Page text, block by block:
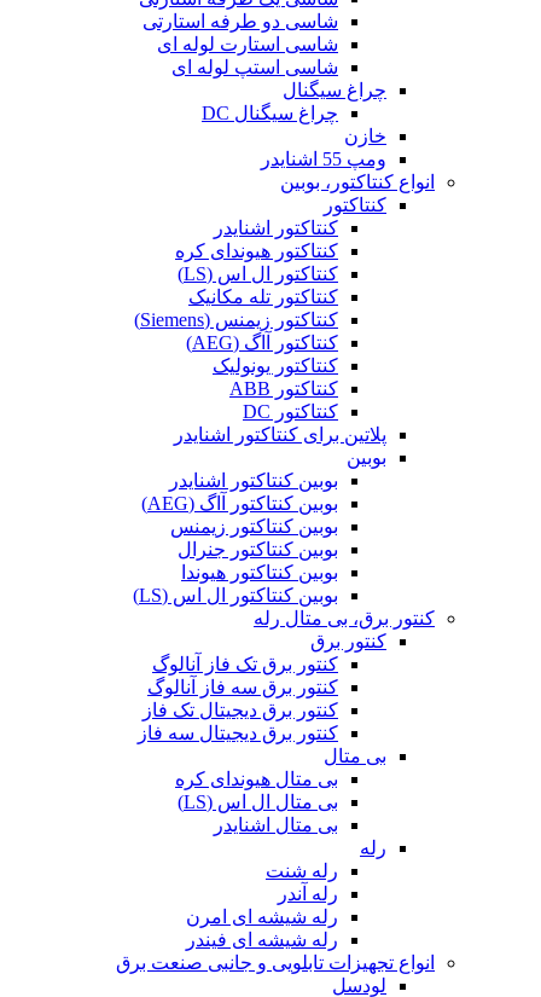
شاسی دو طرفه استارتی
شاسی استارت لوله ای
شاسی استپ لوله ای
چراغ سیگنال
چراغ سیگنال DC
خازن
ومپ 55 اشنایدر
انواع کنتاکتور، بوبین
کنتاکتور
کنتاکتور اشنایدر
کنتاکتور هیوندای کره
کنتاکتور ال اس (LS)
کنتاکتور تله مکانیک
کنتاکتور زیمنس (Siemens)
کنتاکتور آاگ (AEG)
کنتاکتور یونولیک
کنتاکتور ABB
کنتاکتور DC
پلاتین برای کنتاکتور اشنایدر
بوبین
بوبین کنتاکتور اشنایدر
بوبین کنتاکتور آاگ (AEG)
بوبین کنتاکتور زیمنس
بوبین کنتاکتور جنرال
بوبین کنتاکتور هیوندا
بوبین کنتاکتور ال اس (LS)
کنتور برق، بی متال رله
کنتور برق
کنتور برق تک فاز آنالوگ
کنتور برق سه فاز آنالوگ
کنتور برق دیجیتال تک فاز
کنتور برق دیجیتال سه فاز
بی متال
بی متال هیوندای کره
بی متال ال اس (LS)
بی متال اشنایدر
رله
رله شنت
رله آندر
رله شیشه ای امرن
رله شیشه ای فیندر
انواع تجهیزات تابلویی و جانبی صنعت برق
لودسل